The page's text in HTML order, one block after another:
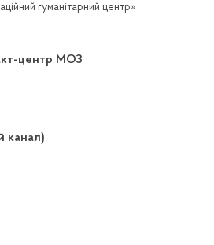
гуманітарний центр»
центр МОЗ
канал)